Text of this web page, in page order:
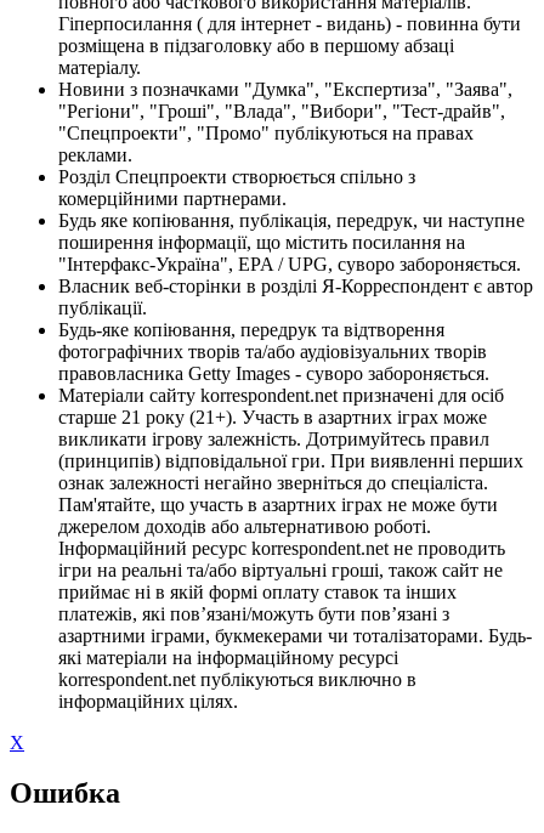
Гіперпосилання ( для інтернет - видань) - повинна бути
розміщена в підзаголовку або в першому абзаці
матеріалу.
Новини з позначками "Думка", "Експертиза", "Заява",
"Регіони", "Гроші", "Влада", "Вибори", "Тест-драйв",
"Спецпроекти", "Промо" публікуються на правах
реклами.
Розділ Спецпроекти створюється спільно з
комерційними партнерами.
Будь яке копіювання, публікація, передрук, чи наступне
поширення інформації, що містить посилання на
"Інтерфакс-Україна", EPA / UPG, суворо забороняється.
Власник веб-сторінки в розділі Я-Корреспондент є автор
публікації.
Будь-яке копіювання, передрук та відтворення
фотографічних творів та/або аудіовізуальних творів
правовласника Getty Images - суворо забороняється.
Матеріали сайту korrespondent.net призначені для осіб
старше 21 року (21+). Участь в азартних іграх може
викликати ігрову залежність. Дотримуйтесь правил
(принципів) відповідальної гри. При виявленні перших
ознак залежності негайно зверніться до спеціаліста.
Пам'ятайте, що участь в азартних іграх не може бути
джерелом доходів або альтернативою роботі.
Інформаційний ресурс korrespondent.net не проводить
ігри на реальні та/або віртуальні гроші, також сайт не
приймає ні в якій формі оплату ставок та інших
платежів, які пов’язані/можуть бути пов’язані з
азартними іграми, букмекерами чи тоталізаторами. Будь-
які матеріали на інформаційному ресурсі
korrespondent.net публікуються виключно в
інформаційних цілях.
X
Ошибка